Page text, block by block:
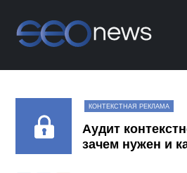
КОНТЕКСТНАЯ РЕКЛАМА
Аудит
зачем нужен и